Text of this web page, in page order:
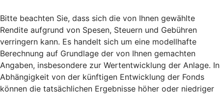
Bitte beachten Sie, dass sich die von Ihnen gewählte
Rendite aufgrund von Spesen, Steuern und Gebühren
verringern kann. Es handelt sich um eine modellhafte
Berechnung auf Grundlage der von Ihnen gemachten
Angaben, insbesondere zur Wertentwicklung der Anlage. In
Abhängigkeit von der künftigen Entwicklung der Fonds
können die tatsächlichen Ergebnisse höher oder niedriger